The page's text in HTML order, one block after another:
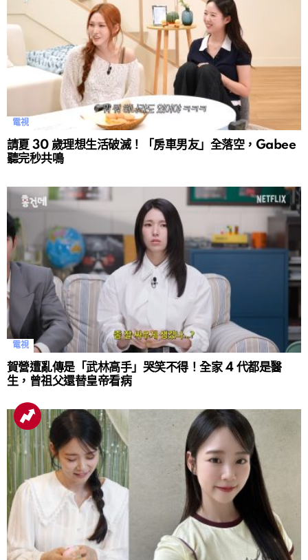
電視
請夏 30 歲理想生活破滅！「房車男友」全落空，Gabee
聽完秒共鳴
電視
賀營遭亂傳是「武林高手」哭笑不得！全家 4 代都是醫
生，曾祖父還替皇帝看病